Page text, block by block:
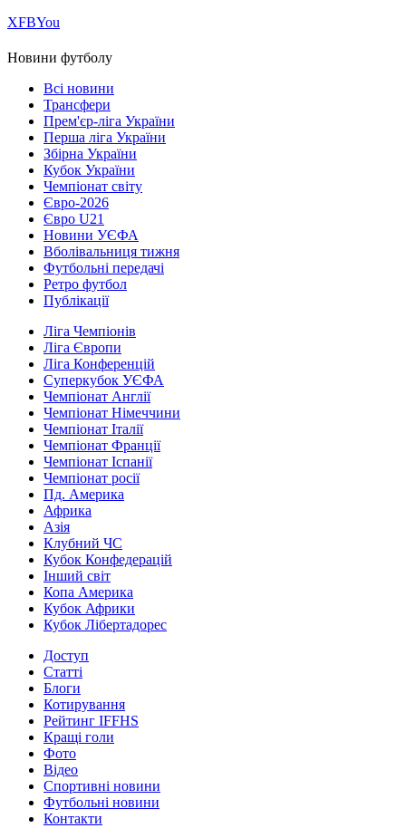
ХFBYou
Новини футболу
Всі новини
Трансфери
Прем'єр-ліга України
Перша ліга України
Збірна України
Кубок України
Чемпіонат світу
Євро-2026
Євро U21
Новини УЄФА
Вболівальниця тижня
Футбольні передачі
Ретро футбол
Публікації
Ліга Чемпіонів
Ліга Європи
Ліга Конференцій
Суперкубок УЄФА
Чемпіонат Англії
Чемпіонат Німеччини
Чемпіонат Італії
Чемпіонат Франції
Чемпіонат Іспанії
Чемпіонат росії
Пд. Америка
Африка
Азія
Клубний ЧС
Кубок Конфедерацій
Інший світ
Копа Америка
Кубок Африки
Кубок Лібертадорес
Доступ
Статті
Блоги
Котирування
Рейтинг IFFHS
Кращі голи
Фото
Відео
Спортивні новини
Футбольні новини
Контакти